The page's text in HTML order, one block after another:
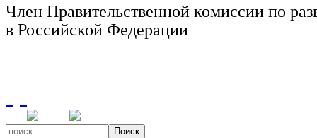
Член Правительственной комиссии по
в Российской Федерации
Поиск